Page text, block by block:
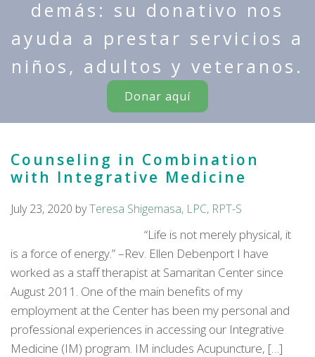
demás: su donativo nos
ayuda a prestar servicios a
niños, adultos y veteranos.
Donar aquí
Counseling in Combination
with Integrative Medicine
July 23, 2020 byTeresa Shigemasa, LPC, RPT-S
“Life is not merely physical, it
is a force of energy.” –Rev. Ellen Debenport I have
worked as a staff therapist at Samaritan Center since
August 2011. One of the main benefits of my
employment at the Center has been my personal and
professional experiences in accessing our Integrative
Medicine (IM) program. IM includes Acupuncture, […]